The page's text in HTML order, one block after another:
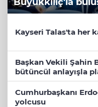
Kayseri Talas'ta her
Başkan Vekili Şahin
bütüncül anlayışla
Cumhurbaşkanı
yolcusu